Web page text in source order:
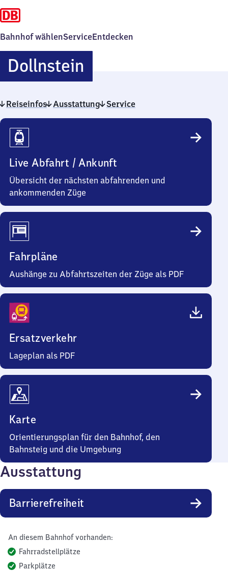
Bahnhof wählenServiceEntdecken
DollnsteinDollnstein
Reiseinfos Ausstattung Service
Reiseinfos
Live Abfahrt / Ankunft
Übersicht der nächsten abfahrenden und
ankommenden Züge
Fahrpläne
Aushänge zu Abfahrtszeiten der Züge als PDF
Ersatzverkehr
Lageplan als PDF
Karte
Orientierungsplan für den Bahnhof, den
Bahnsteig und die Umgebung
Ausstattung
Barrierefreiheit
An diesem Bahnhof vorhanden:
Fahrradstellplätze
Parkplätze